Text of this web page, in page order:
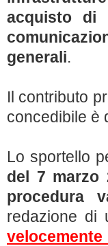
acquisto di
generali.
Il contributo
concedibile è
Lo sportello
del 7 marzo
procedura
redazione di